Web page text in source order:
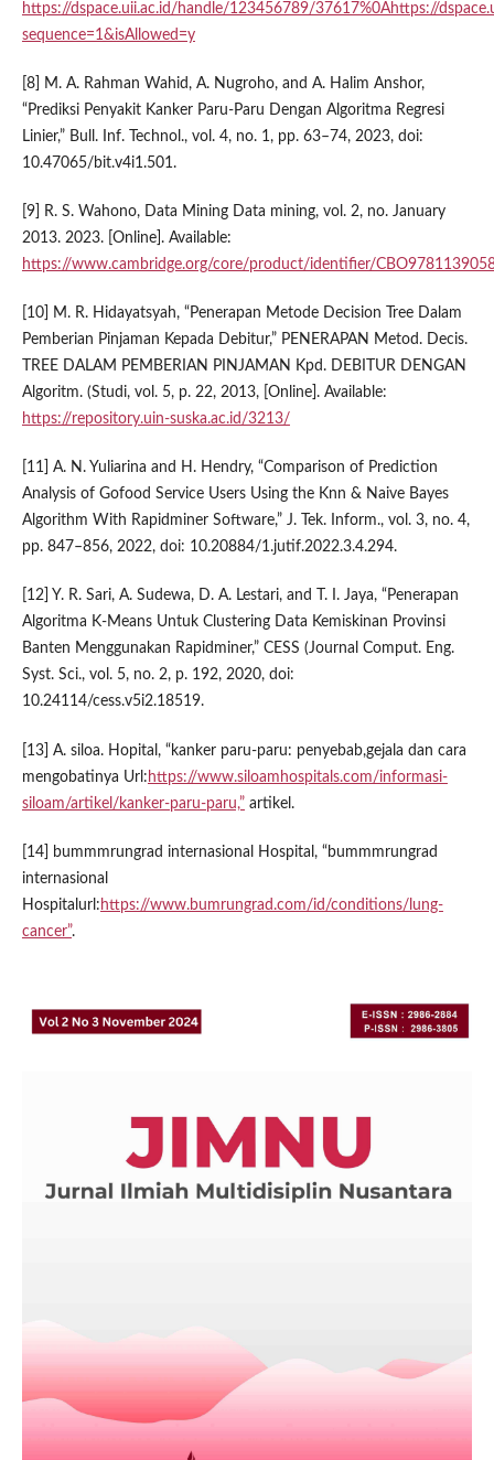
https://dspace.uii.ac.id/handle/123456789/37617%0Ahttps://
sequence=1&isAllowed=y
[8] M. A. Rahman Wahid, A. Nugroho, and A. Halim Anshor,
“Prediksi Penyakit Kanker Paru-Paru Dengan Algoritma Regresi
Linier,” Bull. Inf. Technol., vol. 4, no. 1, pp. 63–74, 2023, doi:
10.47065/bit.v4i1.501.
[9] R. S. Wahono, Data Mining Data mining, vol. 2, no. January
2013. 2023. [Online]. Available:
https://www.cambridge.org/core/product/identifier/
[10] M. R. Hidayatsyah, “Penerapan Metode Decision Tree Dalam
Pemberian Pinjaman Kepada Debitur,” PENERAPAN Metod. Decis.
TREE DALAM PEMBERIAN PINJAMAN Kpd. DEBITUR DENGAN
Algoritm. (Studi, vol. 5, p. 22, 2013, [Online]. Available:
https://repository.uin-suska.ac.id/3213/
[11] A. N. Yuliarina and H. Hendry, “Comparison of Prediction
Analysis of Gofood Service Users Using the Knn & Naive Bayes
Algorithm With Rapidminer Software,” J. Tek. Inform., vol. 3, no. 4,
pp. 847–856, 2022, doi: 10.20884/1.jutif.2022.3.4.294.
[12] Y. R. Sari, A. Sudewa, D. A. Lestari, and T. I. Jaya, “Penerapan
Algoritma K-Means Untuk Clustering Data Kemiskinan Provinsi
Banten Menggunakan Rapidminer,” CESS (Journal Comput. Eng.
Syst. Sci., vol. 5, no. 2, p. 192, 2020, doi:
10.24114/cess.v5i2.18519.
[13] A. siloa. Hopital, “kanker paru-paru: penyebab,gejala dan cara
mengobatinya Url: https://www.siloamhospitals.com/informasi-
siloam/artikel/kanker-paru-paru,”artikel.
[14] bummmrungrad internasional Hospital, “bummmrungrad
internasional
Hospitalurl: https://www.bumrungrad.com/id/conditions/lung-
cancer”.